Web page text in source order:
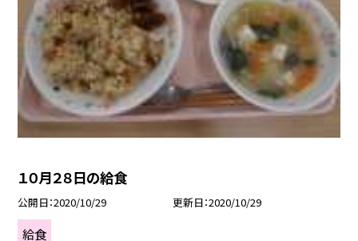
１０月２８日の給食
公開日 2020/10/29 更新日 2020/10/29
給食